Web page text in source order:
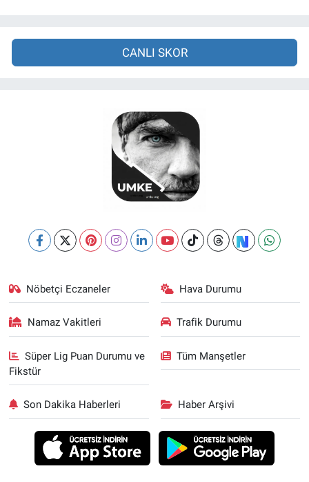
CANLI SKOR
Nöbetçi Eczaneler Hava Durumu
Namaz Vakitleri Trafik Durumu
Süper Lig Puan Durumu ve
Fikstür
Tüm Manşetler
Son Dakika Haberleri Haber Arşivi